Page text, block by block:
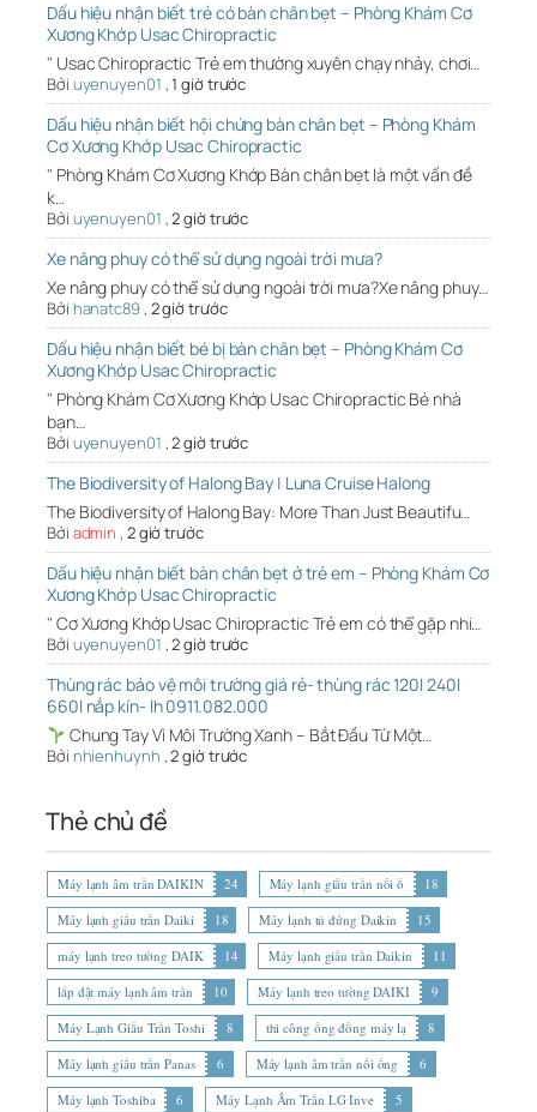
Dấu hiệu nhận biết trẻ có bàn chân bẹt – Phòng Khám Cơ
Xương Khớp Usac Chiropractic
" Usac Chiropractic Trẻ em thường xuyên chạy nhảy, chơi…
Bởi uyenuyen01 ,1 giờ trước
Dấu hiệu nhận biết hội chứng bàn chân bẹt – Phòng Khám
Cơ Xương Khớp Usac Chiropractic
" Phòng Khám Cơ Xương Khớp Bàn chân bẹt là một vấn đề
k…
Bởi uyenuyen01 ,2 giờ trước
Xe nâng phuy có thể sử dụng ngoài trời mưa?
Xe nâng phuy có thể sử dụng ngoài trời mưa?Xe nâng phuy…
Bởi hanatc89, 2 giờ trước
Dấu hiệu nhận biết bé bị bàn chân bẹt – Phòng Khám Cơ
Xương Khớp Usac Chiropractic
" Phòng Khám Cơ Xương Khớp Usac Chiropractic Bé nhà
bạn…
Bởi uyenuyen01 ,2 giờ trước
The Biodiversity of Halong Bay | Luna Cruise Halong
The Biodiversity of Halong Bay: More Than Just Beautifu…
Bởi admin , 2 giờ trước
Dấu hiệu nhận biết bàn chân bẹt ở trẻ em – Phòng Khám Cơ
Xương Khớp Usac Chiropractic
" Cơ Xương Khớp Usac Chiropractic Trẻ em có thể gặp nhi…
Bởi uyenuyen01 ,2 giờ trước
Thùng rác bảo vệ môi trường giá rẻ- thùng rác 120l 240l
660l nắp kín- lh 0911.082.000
Chung Tay Vì Môi Trường Xanh – Bắt Đầu Từ Một…
Bởi nhienhuynh ,2 giờ trước
Thẻ chủ đề
Máy lạnh âm trần DAIKIN 24 Máy lạnh giấu trần nối ố
18
Máy lạnh giấu trần Daiki
18 Máy lạnh tủ đứng Daikin
15
máy lạnh treo tường DAIK
14 Máy lạnh giấu trần Daikin
11
lắp đặt máy lạnh âm trần
10 Máy lạnh treo tường DAIKI
9
Máy Lạnh Giấu Trần Toshi
8 thi công ống đồng máy lạ
8
Máy lạnh giấu trần Panas
6 Máy lạnh âm trần nối ống
6
Máy lạnh Toshiba
6 Máy Lạnh Âm Trần LG Inve
5